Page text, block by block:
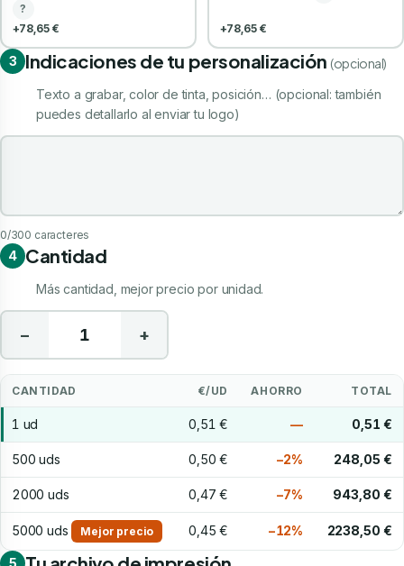
?
+78,65 €
+78,65 €
3 Indicaciones de tu personalización (opcional)
Texto a grabar, color de tinta, posición… (opcional: también
puedes detallarlo al enviar tu logo)
Indicaciones de tu personalización
0/300 caracteres
4 Cantidad
Más cantidad, mejor precio por unidad.
− +
CANTIDAD €/UD AHORRO TOTAL
1 ud 0,51 € — 0,51 €
500 uds 0,50 € −2% 248,05 €
2000 uds 0,47 € −7% 943,80 €
5000 uds Mejor precio 0,45 € −12% 2238,50 €
5